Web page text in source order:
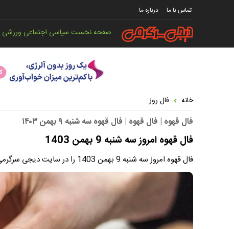
تماس با ما درباره ما
صفحه نخستسیاسی اجتماعی ورزشی
خانه فال روز
فال قهوه | فال قهوه | فال قهوه سه شنبه ۹ بهمن ۱۴۰۳
فال قهوه امروز سه شنبه 9 بهمن 1403
فال قهوه امروز سه شنبه 9 بهمن 1403 را در سایت دیجی سرگرمی بخوانید.